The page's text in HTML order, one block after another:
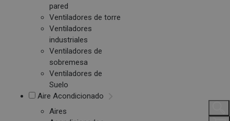
pared
Ventiladores de torre
Ventiladores
industriales
Ventiladores de
sobremesa
Ventiladores de
Suelo
Aire Acondicionado
Aires